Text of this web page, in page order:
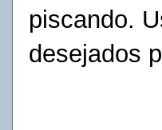
piscando.
desejados